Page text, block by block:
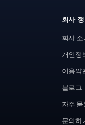
회사 정
회사 소
개인정
이용약
블로그
자주 묻
문의하